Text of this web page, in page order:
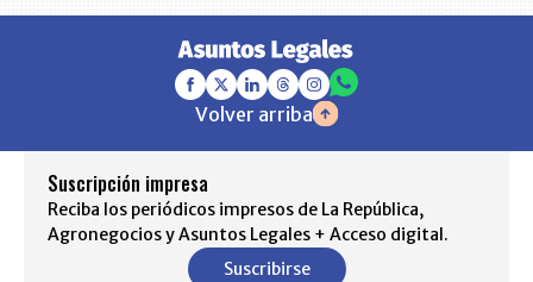
Volver arriba
Suscripción impresa
Reciba los periódicos impresos de La República,
Agronegocios y Asuntos Legales + Acceso digital.
Suscribirse